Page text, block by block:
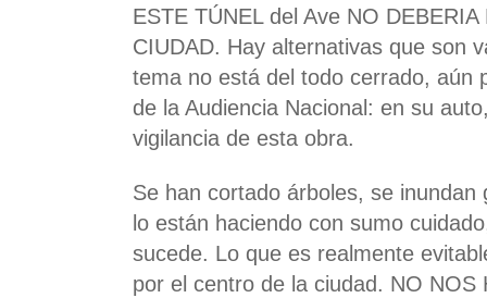
ESTE TÚNEL del Ave NO DEBERIA
CIUDAD. Hay alternativas que son
tema no está del todo cerrado, aún
de la Audiencia Nacional: en su
vigilancia de esta obra.
Se han cortado árboles, se
lo están haciendo con sumo
sucede. Lo que es realmente
por el centro de la ciudad. NO NOS